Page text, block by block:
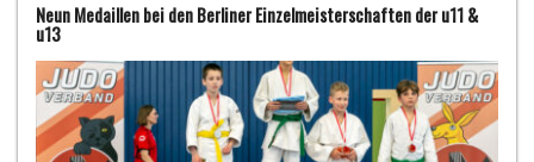
Neun Medaillen bei den Berliner Einzelmeisterschaften der u11 &
u13